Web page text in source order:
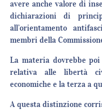
avere anche valore di
dichiarazioni di
all’orientamento
membri della
La materia dovrebbe
relativa alle libertà
economiche e la terza a
A questa distinzione